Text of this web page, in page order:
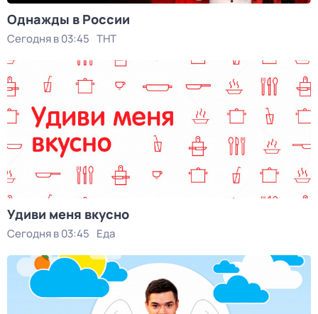
Однажды в России
Сегодня в 03:45 ТНТ
Удиви меня вкусно
Сегодня в 03:45 Еда